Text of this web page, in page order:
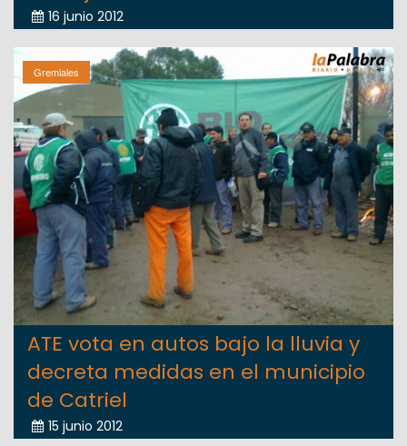
16 junio 2012
Gremiales
ATE vota en autos bajo la lluvia y
decreta medidas en el municipio
de Catriel
15 junio 2012